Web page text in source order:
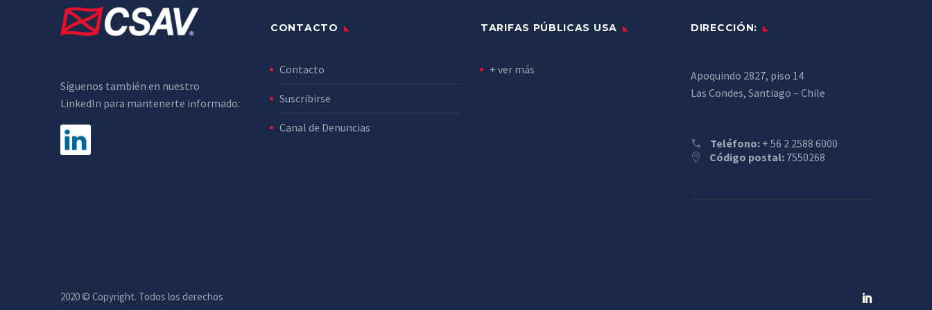
Síguenos también en nuestro
LinkedIn para mantenerte informado:
CONTACTO
Contacto
Suscribirse
Canal de Denuncias
TARIFAS PÚBLICAS USA
+ ver más
DIRECCIÓN:
Apoquindo 2827, piso 14
Las Condes, Santiago – Chile
Teléfono: + 56 2 2588 6000
Código postal: 7550268
2020 © Copyright. Todos los derechos